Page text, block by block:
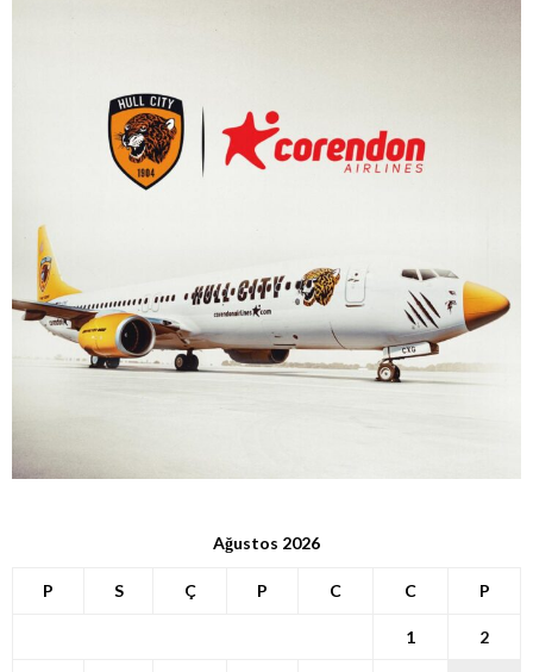
Ağustos 2026
P S Ç P C C P
1 2